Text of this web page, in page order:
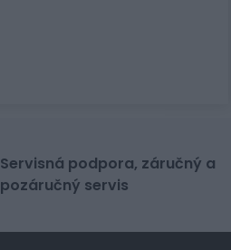
Servisná podpora, záručný a
pozáručný servis